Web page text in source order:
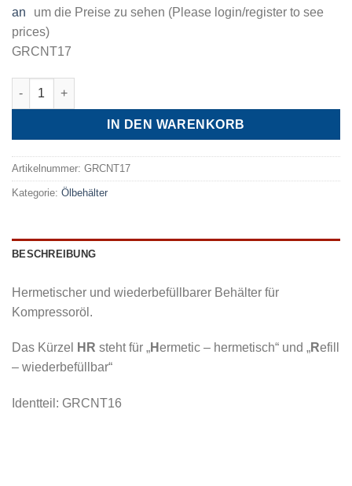
an
um die Preise zu sehen (Please login/register to see
prices)
GRCNT17
HR-Behälter für Kompressoröl, 250ml, GRAU Menge
IN DEN WARENKORB
Artikelnummer: GRCNT17
Kategorie: Ölbehälter
BESCHREIBUNG
Hermetischer und wiederbefüllbarer Behälter für
Kompressoröl.
Das Kürzel HR steht für „H ermetic – hermetisch“ und „Refill
– wiederbefüllbar“
Identteil: GRCNT16